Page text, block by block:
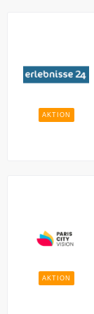
AKTION
AKTION